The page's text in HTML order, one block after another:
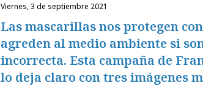
viernes, 3 de septiembre 2021
Las mascarillas nos protegen
agreden al medio ambiente si
incorrecta. Esta campaña de
lo deja claro con tres imágenes